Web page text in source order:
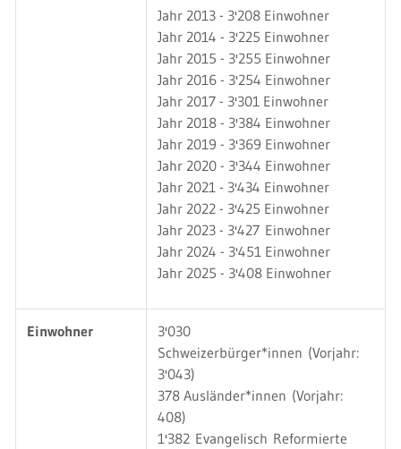
Jahr 2013 - 3'208 Einwohner
Jahr 2014 - 3'225 Einwohner
Jahr 2015 - 3'255 Einwohner
Jahr 2016 - 3'254 Einwohner
Jahr 2017 - 3'301 Einwohner
Jahr 2018 - 3'384 Einwohner
Jahr 2019 - 3'369 Einwohner
Jahr 2020 - 3'344 Einwohner
Jahr 2021 - 3'434 Einwohner
Jahr 2022 - 3'425 Einwohner
Jahr 2023 - 3'427 Einwohner
Jahr 2024 - 3'451 Einwohner
Jahr 2025 - 3'408 Einwohner
Einwohner
3'030
Schweizerbürger*innen (Vorjahr:
3'043)
378 Ausländer*innen (Vorjahr:
408)
1'382 Evangelisch Reformierte